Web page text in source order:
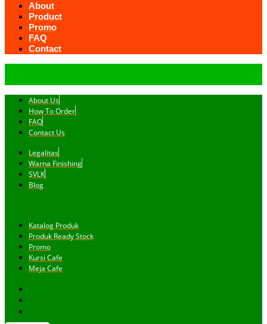
About
Product
Promo
FAQ
Contact
About Us
How To Order
FAQ
Contact Us
Legalitas
Warna Finishing
SVLK
Blog
Katalog Produk
Produk Ready Stock
Promo
Kursi Cafe
Meja Cafe